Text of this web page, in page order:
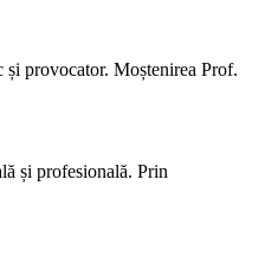
provocator. Moștenirea Prof.
și profesională. Prin